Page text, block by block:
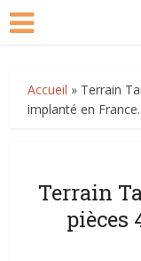
Accueil » Terrain
implanté en France.
Terrain
pièces